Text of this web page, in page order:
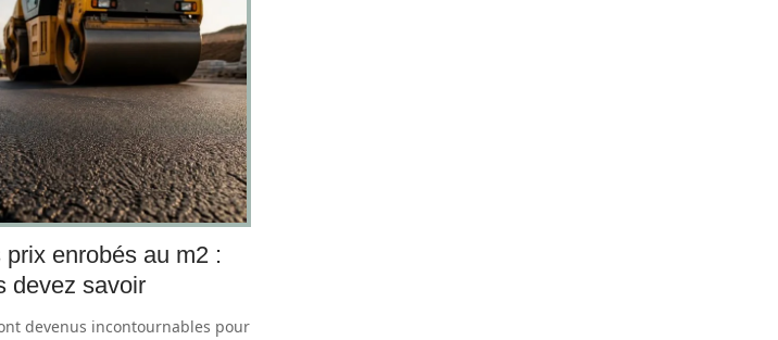
enrobés au m2 :
devez savoir
devenus incontournables pour